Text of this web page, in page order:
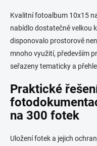
Kvalitní fotoalbum 10x15
nabídlo dostatečně velkou
disponovalo prostorově
mnoho využití, především
seřazeny tematicky a
Praktické
na 300 fotek
Uložení fotek a jejich